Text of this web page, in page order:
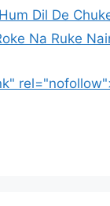
Dil De
Na Ruke